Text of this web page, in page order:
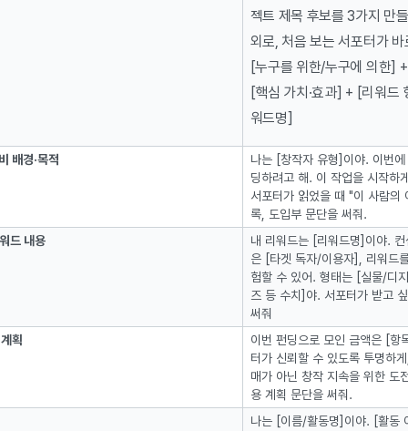
젝트 제목 후보를 3가지 만
외로, 처음 보는 서포터가
[누구를 위한/누구에 의한]
[핵심 가치·효과] + [리워
워드명]
배경·목적
나는 [창작자 유형]이야. 이번
딩하려고 해. 이 작업을 시작하
서포터가 읽었을 때 "이 사람의
록, 도입부 문단을 써줘.
드 내용
내 리워드는 [리워드명]이야.
은 [타겟 독자/이용자], 리워드
험할 수 있어. 형태는 [실물/디
즈 등 수치]야. 서포터가 받고
써줘
획
이번 펀딩으로 모인 금액은 [항
터가 신뢰할 수 있도록 투명하
매가 아닌 창작 지속을 위한 도
용 계획 문단을 써줘.
나는 [이름/활동명]이야. [활동